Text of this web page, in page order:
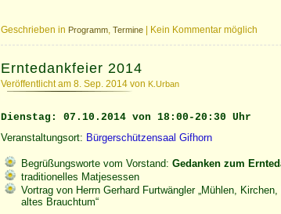
Geschrieben in Programm Termine Kein Kommentar möglich
Erntedankfeier 2014
Veröffentlicht am 8. Sep. 2014 von K.Urban
Dienstag: 07.10.2014 von 18:00-20:30 Uhr
Veranstaltungsort: Bürgerschützensaal Gifhorn
Begrüßungsworte vom Vorstand: Gedanken zum
traditionelles Matjesessen
Vortrag von Herrn Gerhard Furtwängler „Mühlen,
altes Brauchtum“